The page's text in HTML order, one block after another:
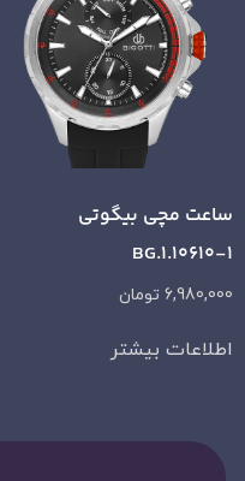
ساعت مچی بیگوتی
BG.1.10610-1
6,980,000 تومان
اطلاعات بیشتر